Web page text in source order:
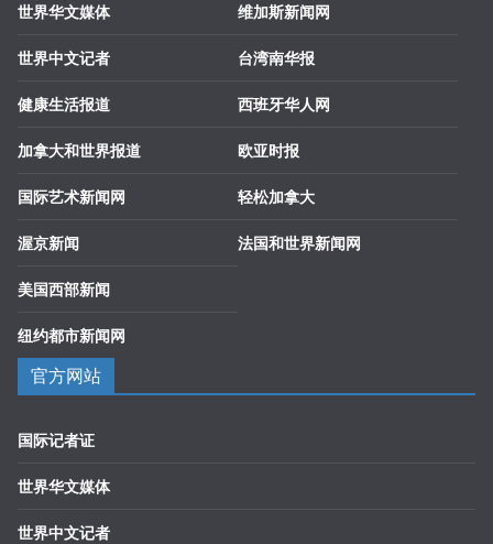
世界华文媒体
世界中文记者
健康生活报道
加拿大和世界报道
国际艺术新闻网
渥京新闻
美国西部新闻
纽约都市新闻网
维加斯新闻网
台湾南华报
西班牙华人网
欧亚时报
轻松加拿大
法国和世界新闻网
官方网站
国际记者证
世界华文媒体
世界中文记者